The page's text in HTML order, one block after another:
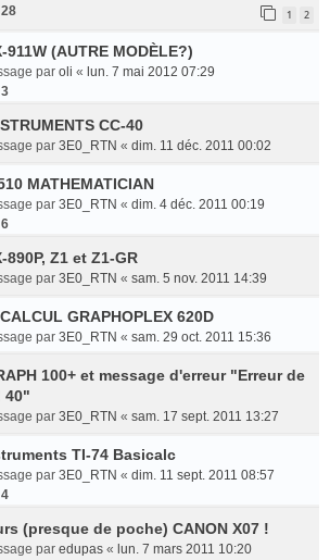
28 1 2
911W (AUTRE MODÈLE?)
par oli « lun. 7 mai 2012 07:29
3
CC-40
par 3E0_RTN « dim. 11 déc. 2011 00:02
MATHEMATICIAN
par 3E0_RTN « dim. 4 déc. 2011 00:19
6
890P, Z1 et Z1-GR
par 3E0_RTN « sam. 5 nov. 2011 14:39
GRAPHOPLEX 620D
par 3E0_RTN « sam. 29 oct. 2011 15:36
100+ et message d'erreur "Erreur de
40"
par 3E0_RTN « sam. 17 sept. 2011 13:27
TI-74 Basicalc
par 3E0_RTN « dim. 11 sept. 2011 08:57
4
(presque de poche) CANON X07 !
par edupas « lun. 7 mars 2011 10:20